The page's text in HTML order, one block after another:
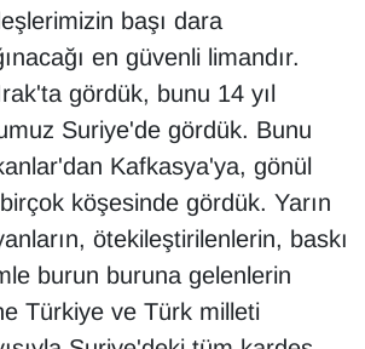
başı dara
en güvenli limandır.
gördük, bunu 14 yıl
Suriye'de gördük. Bunu
Kafkasya'ya, gönül
köşesinde gördük. Yarın
ötekileştirilenlerin, baskı
burun buruna gelenlerin
Türkiye ve Türk milleti